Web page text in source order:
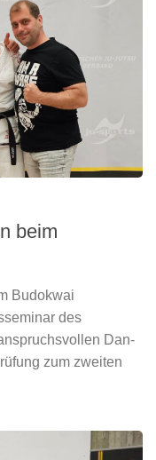
beim
Budokwai
des
Dan-
zum zweiten